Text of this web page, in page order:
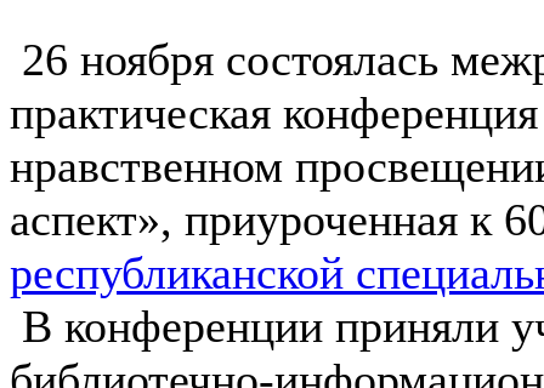
26 ноября состоялась
практическая
нравственном
аспект», приуроченная к
республиканской
В конференции приняли